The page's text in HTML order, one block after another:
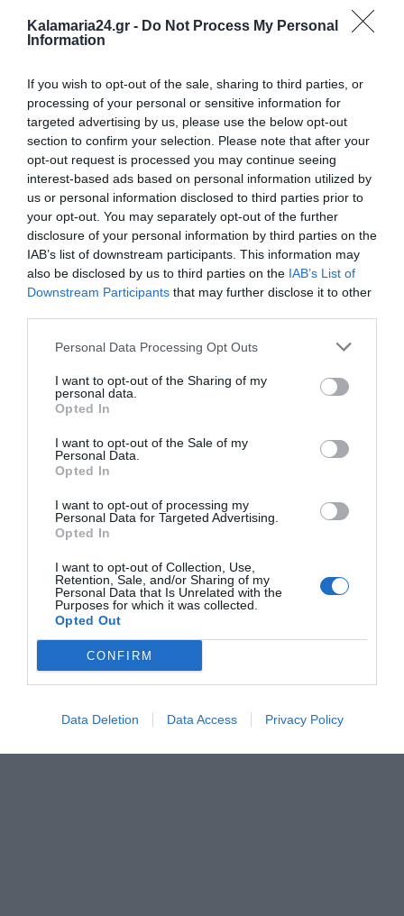
Kalamaria24.gr - Do Not Process My Personal
Information
If you wish to opt-out of the sale, sharing to third parties, or
processing of your personal or sensitive information for
targeted advertising by us, please use the below opt-out
section to confirm your selection. Please note that after your
opt-out request is processed you may continue seeing
interest-based ads based on personal information utilized by
us or personal information disclosed to third parties prior to
your opt-out. You may separately opt-out of the further
disclosure of your personal information by third parties on the
IAB’s list of downstream participants. This information may
also be disclosed by us to third parties on the IAB’s List of
Downstream Participants that may further disclose it to other
Personal Data Processing Opt Outs
I want to opt-out of the Sharing of my
personal data.
Opted In
I want to opt-out of the Sale of my
Personal Data.
Opted In
I want to opt-out of processing my
Personal Data for Targeted Advertising.
Opted In
I want to opt-out of Collection, Use,
Retention, Sale, and/or Sharing of my
Personal Data that Is Unrelated with the
Purposes for which it was collected.
Opted Out
CONFIRM
Data Deletion Data Access Privacy Policy
Ο ΚΑΙΡΟΣ
Θεσσαλονίκη
Σάββατο, 08
Κυριακή
+38°+28°
Δευτέρα
+34°+25°
+36° +26°
Τετάρτη
+ 38°+
Πέμπτη
+34°+26°
+31°+ 24°